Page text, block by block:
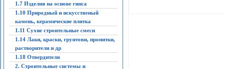
1.7 Изделия на основе гипса
1.10 Природный и искусственый
камень, керамические плитка
1.11 Сухие строительные смеси
1.14 Лаки, краски, грунтови, пропитки,
растворители и др
1.18 Отвердители
2. Строительные системы и